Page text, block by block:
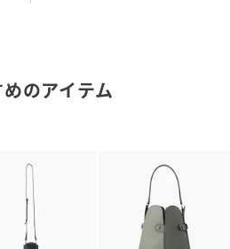
ミニマルなデザインを融合する」
が難しい柔らかな撥水牛革を採用
とポケットをあしらいました。
して、ブランドロゴは外には出さ
のアイテム